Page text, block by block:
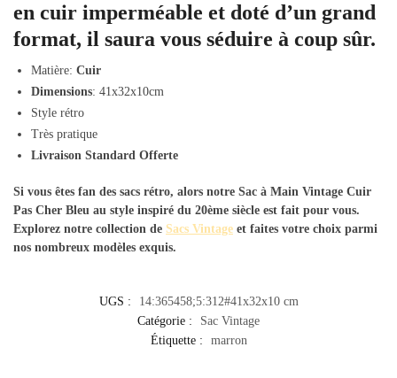
en cuir imperméable et doté d’un grand
format, il saura vous séduire à coup sûr.
Matière: Cuir
Dimensions: 41x32x10cm
Style rétro
Très pratique
Livraison Standard Offerte
Si vous êtes fan des sacs rétro, alors notre Sac à Main Vintage Cuir
Pas Cher Bleu au style inspiré du 20ème siècle est fait pour vous.
Explorez notre collection de Sacs Vintage et faites votre choix parmi
nos nombreux modèles exquis.
UGS :
14:365458;5:312#41x32x10 cm
Catégorie :
Sac Vintage
Étiquette :
marron